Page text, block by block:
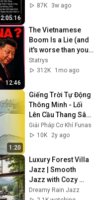
2:05:16
Đem Lại Cảm Xúc
87K
3w ago
12:46
The Vietnamese
Boom Is a Lie (and
it's worse than you
think)
Statrys
312K
1mo ago
1:20
Giếng Trời Tự Động
Thông Minh - Lối
Lên Cầu Thang Sân
Thượng ✅ Funas
Giải Pháp Cơ Khí Funas
10K
2y ago
Luxury Forest Villa
Jazz | Smooth
Jazz with Cozy
Poolside Lounge
Dreamy Rain Jazz